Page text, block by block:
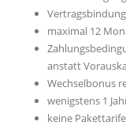
maximal 12
anstatt
Wechselbonus
wenigstens 1
keine Pakettarife